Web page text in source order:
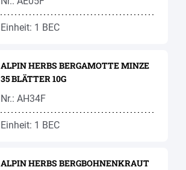
Einheit: 1 BEC
ALPIN HERBS BERGAMOTTE MINZE
35 BLÄTTER 10G
Nr.: AH34F
Einheit: 1 BEC
ALPIN HERBS BERGBOHNENKRAUT